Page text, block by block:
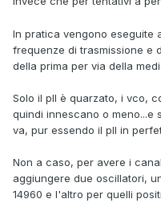
In pratica vengono eseguite
frequenze di trasmissione e
della prima per via della
Solo il pll è quarzato, i vco,
quindi innescano o
va, pur essendo il pll in
Non a caso, per avere i
aggiungere due oscillatori,
14960 e l'altro per quelli